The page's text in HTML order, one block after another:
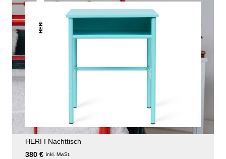
HERI
HERI I Nachttisch
380 € inkl. MwSt.